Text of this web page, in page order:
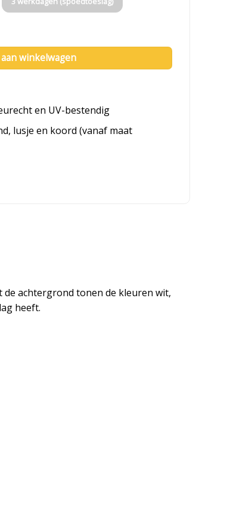
winkelwagen
en UV-bestendig
lusje en koord (vanaf maat
de achtergrond tonen de kleuren wit,
heeft.